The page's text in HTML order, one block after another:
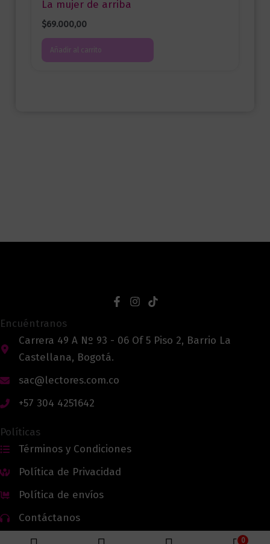
La mujer de arriba
$69.000,00
Añadir al carrito
Encuéntranos
Carrera 49 A Nº 93 - 06 Of 5 Piso 2, Barrio La
Castellana, Bogotá.
sac@lectores.com.co
+57 304 4251642
Políticas
Términos y Condiciones
Política de Privacidad
Política de envíos
Contáctanos
0